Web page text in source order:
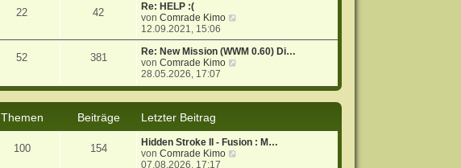
B
e
i
t
a
g
s
t
e
r
B
e
i
a
g
22 42
Re: HELP :(
vonComrade Kimo
u
e
e
i
t
12.09.2021, 15:06
52 381
Re: New Mission (WWM 0.60) Di…
vonComrade Kimo
u
e
r
28.05.2026, 17:07
Themen Beiträge
Letzter Beitrag
100 154
Hidden Stroke II - Fusion : M…
vonComrade Kimo
07.08.2026, 17:17